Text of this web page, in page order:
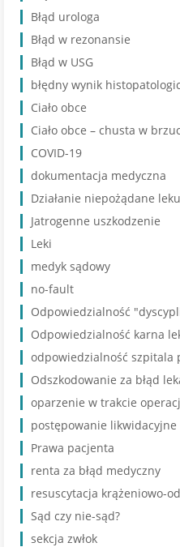
Błąd urologa
Błąd w rezonansie
Błąd w USG
błędny wynik
Ciało obce
Ciało obce – chusta w
COVID-19
dokumentacja medyczna
Działanie niepożądane leku
Jatrogenne uszkodzenie
Leki
medyk sądowy
no-fault
Odpowiedzialność
Odpowiedzialność karna
odpowiedzialność szpitala
Odszkodowanie za błąd
oparzenie w trakcie
postępowanie likwidacyjne
Prawa pacjenta
renta za błąd medyczny
resuscytacja krążeniowo-
Sąd czy nie-sąd?
sekcja zwłok